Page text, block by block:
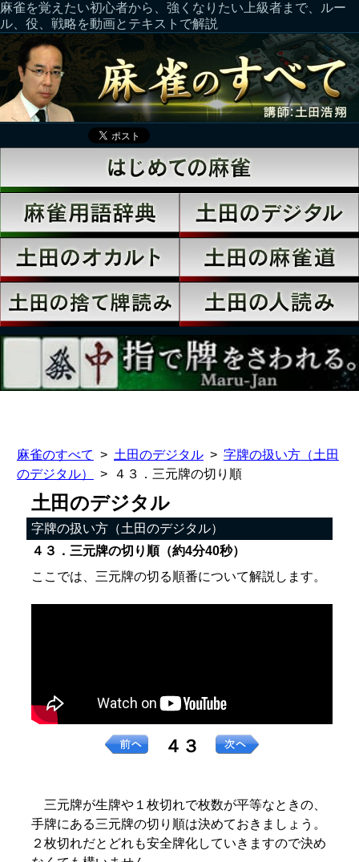
麻雀を覚えたい初心者から、強くなりたい上級者まで、ルー
ル、役、戦略を動画とテキストで解説
麻雀のすべて 土田のデジタル
字牌の扱い方（土田
のデジタル）
４３．三元牌の切り順
土田のデジタル
字牌の扱い方（土田のデジタル）
４３．三元牌の切り順（約4分40秒）
ここでは、三元牌の切る順番について解説します。
４３
三元牌が生牌や１枚切れで枚数が平等なときの、
手牌にある三元牌の切り順は決めておきましょう。
２枚切れだとどれも安全牌化していきますので決め